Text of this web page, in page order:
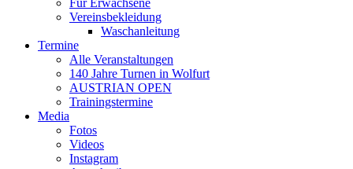
Für Erwachsene
Vereinsbekleidung
Waschanleitung
Termine
Alle Veranstaltungen
140 Jahre Turnen in Wolfurt
AUSTRIAN OPEN
Trainingstermine
Media
Fotos
Videos
Instagram